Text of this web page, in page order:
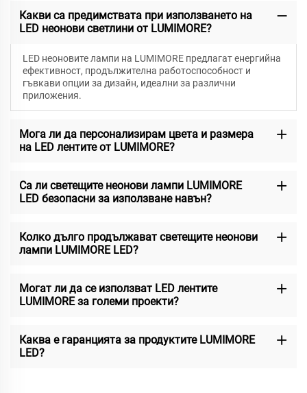
Какви са предимствата при използването на
LED неонови светлини от LUMIMORE?
LED неоновите лампи на LUMIMORE предлагат енергийна
ефективност, продължителна работоспособност и
гъвкави опции за дизайн, идеални за различни
приложения.
Мога ли да персонализирам цвета и размера
на LED лентите от LUMIMORE?
Са ли светещите неонови лампи LUMIMORE
LED безопасни за използване навън?
Колко дълго продължават светещите неонови
лампи LUMIMORE LED?
Могат ли да се използват LED лентите
LUMIMORE за големи проекти?
Каква е гаранцията за продуктите LUMIMORE
LED?